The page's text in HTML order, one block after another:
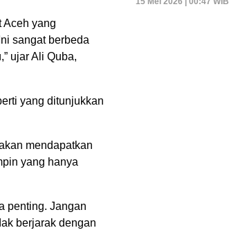
Aceh yang
sangat berbeda
ujar Ali Quba,
yang ditunjukkan
mendapatkan
yang hanya
penting. Jangan
berjarak dengan